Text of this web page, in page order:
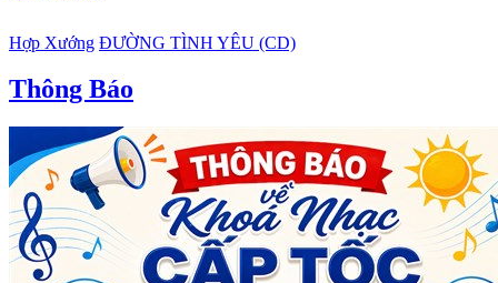
Hợp Xướng ĐƯỜNG TÌNH YÊU (CD)
Thông Báo